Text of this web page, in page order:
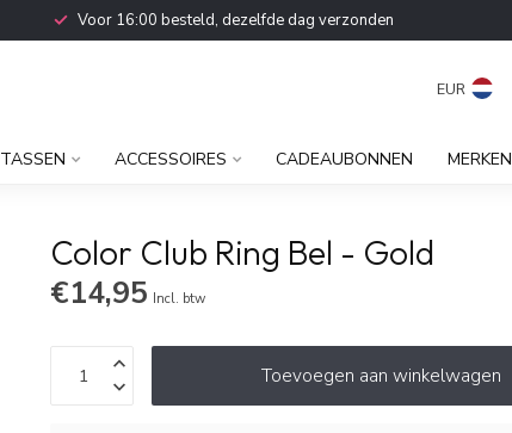
Voor 16:00 besteld, dezelfde dag verzonden
EUR
TASSEN ACCESSOIRES CADEAUBONNEN MERKEN
Color Club Ring Bel - Gold
€14,95 Incl. btw
Toevoegen aan winkelwagen